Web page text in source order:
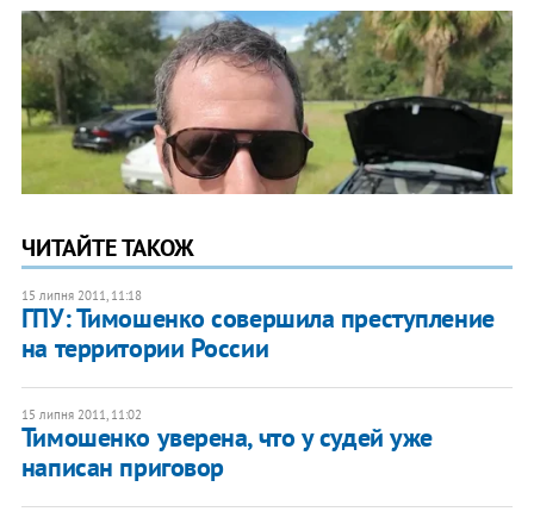
ЧИТАЙТЕ ТАКОЖ
15 липня 2011, 11:18
ГПУ: Тимошенко совершила преступление
на территории России
15 липня 2011, 11:02
​Тимошенко уверена, что у судей уже
написан приговор